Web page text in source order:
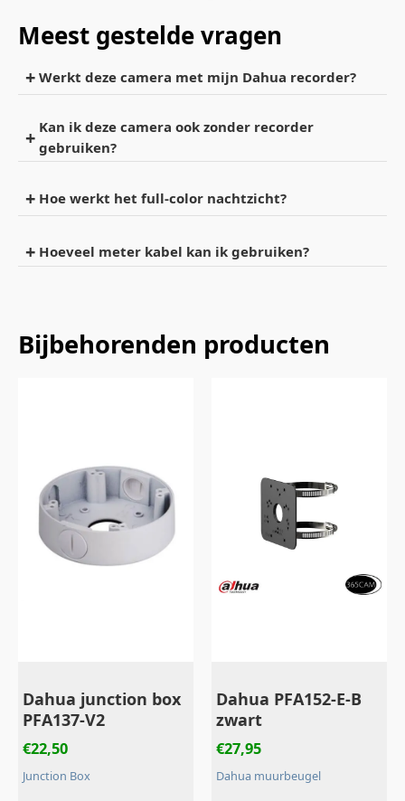
Meest gestelde vragen
Werkt deze camera met mijn Dahua recorder?
Kan ik deze camera ook zonder recorder
gebruiken?
Hoe werkt het full‑color nachtzicht?
Hoeveel meter kabel kan ik gebruiken?
Bijbehorenden producten
Dahua junction box
PFA137-V2
€22,50
Junction Box
Dahua PFA152-E-B
zwart
€27,95
Dahua muurbeugel